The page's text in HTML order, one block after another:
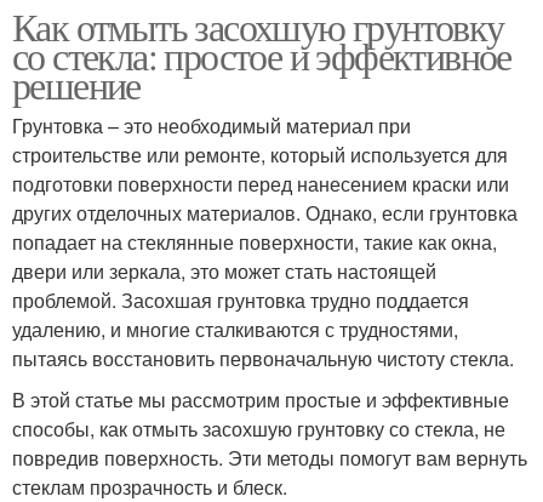
Как отмыть засохшую грунтовку
со стекла: простое и эффективное
решение
Грунтовка – это необходимый материал при
строительстве или ремонте, который используется для
подготовки поверхности перед нанесением краски или
других отделочных материалов. Однако, если грунтовка
попадает на стеклянные поверхности, такие как окна,
двери или зеркала, это может стать настоящей
проблемой. Засохшая грунтовка трудно поддается
удалению, и многие сталкиваются с трудностями,
пытаясь восстановить первоначальную чистоту стекла.
В этой статье мы рассмотрим простые и эффективные
способы, как отмыть засохшую грунтовку со стекла, не
повредив поверхность. Эти методы помогут вам вернуть
стеклам прозрачность и блеск.